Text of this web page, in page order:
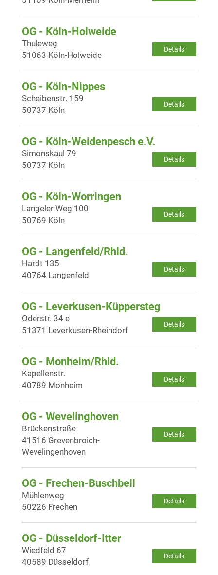
OG - Köln-Holweide
Details
Thuleweg
51063 Köln-Holweide
OG - Köln-Nippes
Details
Scheibenstr. 159
50737 Köln
OG - Köln-Weidenpesch e.V.
Details
Simonskaul 79
50737 Köln
OG - Köln-Worringen
Details
Langeler Weg 100
50769 Köln
OG - Langenfeld/Rhld.
Details
Hardt 135
40764 Langenfeld
OG - Leverkusen-Küppersteg
Details
Oderstr. 34 e
51371 Leverkusen-Rheindorf
OG - Monheim/Rhld.
Details
Kapellenstr.
40789 Monheim
OG - Wevelinghoven
Details
Brückenstraße
41516 Grevenbroich-
Wevelingenhoven
OG - Frechen-Buschbell
Details
Mühlenweg
50226 Frechen
OG - Düsseldorf-Itter
Details
Wiedfeld 67
40589 Düsseldorf